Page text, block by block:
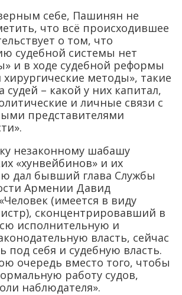
себе, Пашинян не
что всё происходившее
о том, что
судебной системы нет
и в ходе судебной реформы
хирургические методы», такие
судей – какой у них капитал,
и личные связи с
представителями
незаконному шабашу
«хунвейбинов» и их
дал бывший глава Службы
Армении Давид
(имеется в виду
сконцентрировавший в
исполнительную и
власть, сейчас
под себя и судебную власть.
очередь вместо того, чтобы
работу судов,
наблюдателя».